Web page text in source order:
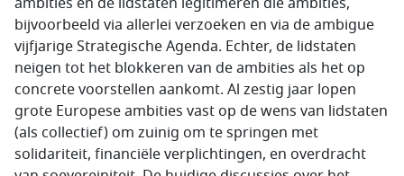
bijvoorbeeld via allerlei verzoeken en via de ambigue
vijfjarige Strategische Agenda. Echter, de lidstaten
neigen tot het blokkeren van de ambities als het op
concrete voorstellen aankomt. Al zestig jaar lopen
grote Europese ambities vast op de wens van lidstaten
(als collectief) om zuinig om te springen met
solidariteit, financiële verplichtingen, en overdracht